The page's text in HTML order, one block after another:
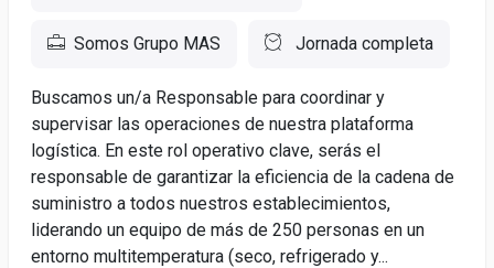
Somos Grupo MAS Jornada completa
Buscamos un/a Responsable para coordinar y
supervisar las operaciones de nuestra plataforma
logística. En este rol operativo clave, serás el
responsable de garantizar la eficiencia de la cadena de
suministro a todos nuestros establecimientos,
liderando un equipo de más de 250 personas en un
entorno multitemperatura (seco, refrigerado y...